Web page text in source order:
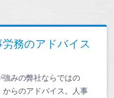
務のアドバイス
強みの弊社ならではの
からのアドバイス。人事